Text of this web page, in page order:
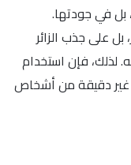
بل في جودتها.
على جذب الزائر
لذلك، فإن استخدام
غير دقيقة من أشخاص